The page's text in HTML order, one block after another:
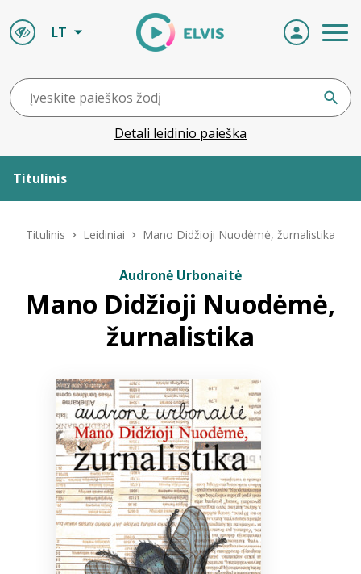
LT
Detali leidinio paieška
Titulinis
ELVIS atvyksta
Bibliotekoms
+370 667 80 541
info@elvislab.lt
Titulinis Leidiniai Mano Didžioji Nuodėmė, žurnalistika
Audronė Urbonaitė
Mano Didžioji Nuodėmė,
žurnalistika